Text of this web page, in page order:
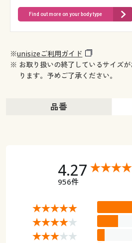
Find out more on your body type
※unisizeご利用ガイド
※ お取り扱いの終了しているサイズ
ります。予めご了承ください。
品番
4.27
956件